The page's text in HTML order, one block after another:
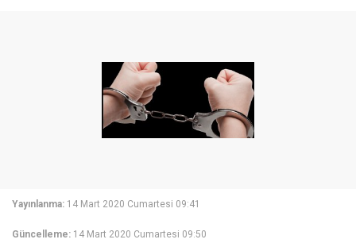
Yayınlanma: 14 Mart 2020 Cumartesi 09:41
Güncelleme: 14 Mart 2020 Cumartesi 09:50